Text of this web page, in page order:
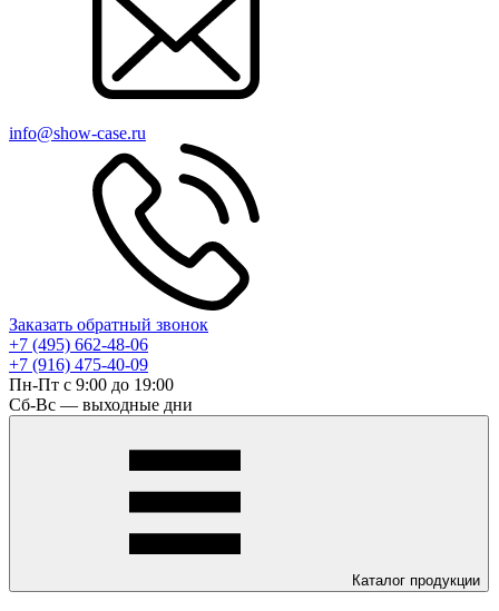
info@show-case.ru
Заказать обратный звонок
+7 (495) 662-48-06
+7 (916) 475-40-09
Пн-Пт с 9:00 до 19:00
Сб-Вс — выходные дни
Каталог продукции